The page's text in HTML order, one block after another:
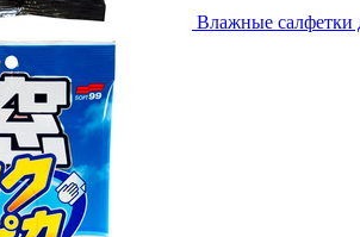
Влажные салфетки